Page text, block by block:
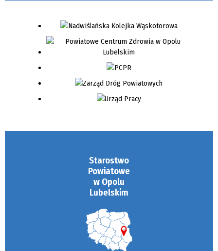
Starostwo
Powiatowe
w Opolu
Lubelskim